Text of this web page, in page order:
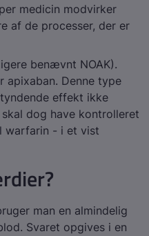
medicin modvirker
af de processer, der er
benævnt NOAK).
apixaban. Denne type
effekt ikke
dog have kontrolleret
warfarin - i et vist
man en almindelig
Svaret opgives i en